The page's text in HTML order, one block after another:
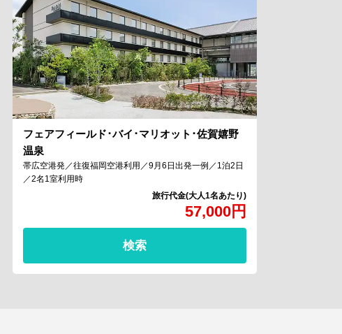
フェアフィールド･バイ･マリオット･佐賀嬉野
温泉
57,000円
帯広空港発／往復福岡空港利用／9月6日出発一例／1泊2日
／2名1室利用時
検索